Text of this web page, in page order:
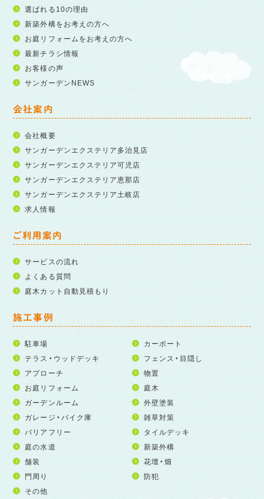
選ばれる10の理由
新築外構をお考えの方へ
お庭リフォームをお考えの方へ
最新チラシ情報
お客様の声
サンガーデンNEWS
会社案内
会社概要
サンガーデンエクステリア多治見店
サンガーデンエクステリア可児店
サンガーデンエクステリア恵那店
サンガーデンエクステリア土岐店
求人情報
ご利用案内
サービスの流れ
よくある質問
庭木カット自動見積もり
施工事例
駐車場
カーポート
テラス・ウッドデッキ
フェンス・目隠し
アプローチ
物置
お庭リフォーム
庭木
ガーデンルーム
外壁塗装
ガレージ・バイク庫
雑草対策
バリアフリー
タイルデッキ
庭の水道
新築外構
舗装
花壇・畑
門周り
防犯
その他